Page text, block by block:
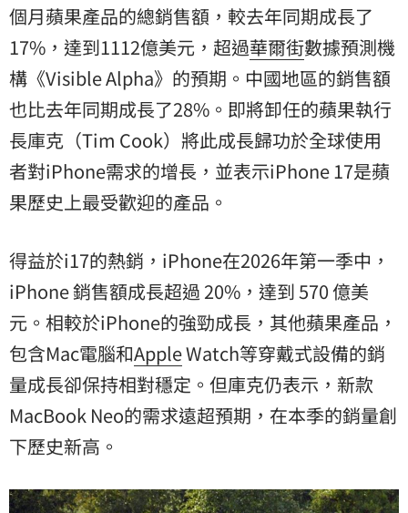
個月蘋果產品的總銷售額，較去年同期成長了
17%，達到1112億美元，超過華爾街數據預測機
構《Visible Alpha》的預期。中國地區的銷售額
也比去年同期成長了28%。即將卸任的蘋果執行
長庫克（Tim Cook）將此成長歸功於全球使用
者對iPhone需求的增長，並表示iPhone 17是蘋
果歷史上最受歡迎的產品。
得益於i17的熱銷，iPhone在2026年第一季中，
iPhone 銷售額成長超過 20%，達到 570 億美
元。相較於iPhone的強勁成長，其他蘋果產品，
包含Mac電腦和AppleWatch等穿戴式設備的銷
量成長卻保持相對穩定。但庫克仍表示，新款
MacBook Neo的需求遠超預期，在本季的銷量創
下歷史新高。